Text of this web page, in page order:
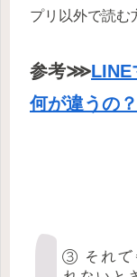
プリ以外で読む
参考⋙LINE
何が違うの？
③ それで